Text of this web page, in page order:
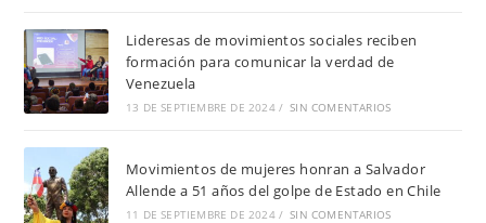
Lideresas de movimientos sociales reciben
formación para comunicar la verdad de
Venezuela
13 DE SEPTIEMBRE DE 2024 / SIN COMENTARIOS
Movimientos de mujeres honran a Salvador
Allende a 51 años del golpe de Estado en Chile
11 DE SEPTIEMBRE DE 2024 / SIN COMENTARIOS